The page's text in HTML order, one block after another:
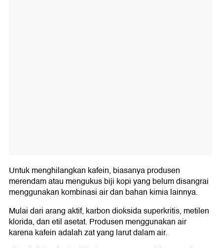
Untuk menghilangkan kafein, biasanya produsen
merendam atau mengukus biji kopi yang belum disangrai
menggunakan kombinasi air dan bahan kimia lainnya.
Mulai dari arang aktif, karbon dioksida superkritis, metilen
klorida, dan etil asetat. Produsen menggunakan air
karena kafein adalah zat yang larut dalam air.